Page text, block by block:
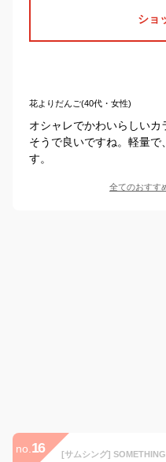
ショ
花よりだんご(40代・女性)
オシャレでかわいらしい
そうで良いですね。軽量
す。
全てのおすす
no. 16